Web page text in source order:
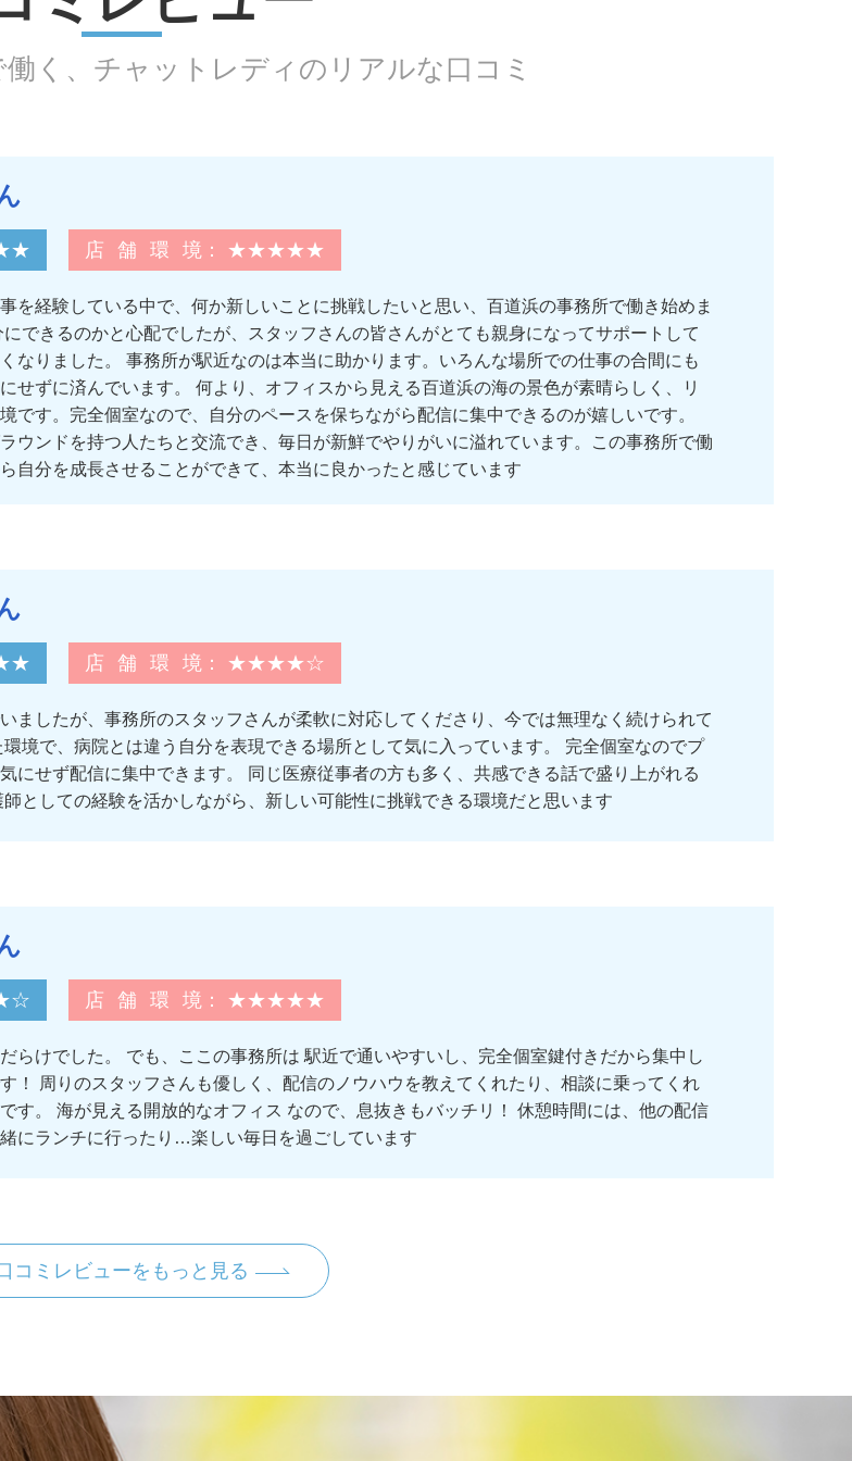
く、チャットレディのリアルな口コミ
店舗環境 ： ★★★★★
を経験している中で、何か新しいことに挑戦したいと思い、百道浜の事務所で働き始めま
できるのかと心配でしたが、スタッフさんの皆さんがとても親身になってサポートして
なりました。 事務所が駅近なのは本当に助かります。いろんな場所での仕事の合間にも
せずに済んでいます。 何より、オフィスから見える百道浜の海の景色が素晴らしく、リ
です。完全個室なので、自分のペースを保ちながら配信に集中できるのが嬉しいです。
ウンドを持つ人たちと交流でき、毎日が新鮮でやりがいに溢れています。この事務所で働
自分を成長させることができて、本当に良かったと感じています
店舗環境 ： ★★★★☆
ましたが、事務所のスタッフさんが柔軟に対応してくださり、今では無理なく続けられて
境で、病院とは違う自分を表現できる場所として気に入っています。 完全個室なのでプ
にせず配信に集中できます。 同じ医療従事者の方も多く、共感できる話で盛り上がれる
としての経験を活かしながら、新しい可能性に挑戦できる環境だと思います
店舗環境 ： ★★★★★
らけでした。 でも、ここの事務所は 駅近で通いやすいし、完全個室鍵付きだから集中し
！ 周りのスタッフさんも優しく、配信のノウハウを教えてくれたり、相談に乗ってくれ
す。 海が見える開放的なオフィス なので、息抜きもバッチリ！ 休憩時間には、他の配信
にランチに行ったり…楽しい毎日を過ごしています
コミレビューをもっと見る